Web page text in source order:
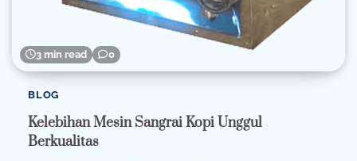
3 min read 0
BLOG
Kelebihan Mesin Sangrai Kopi Unggul
Berkualitas